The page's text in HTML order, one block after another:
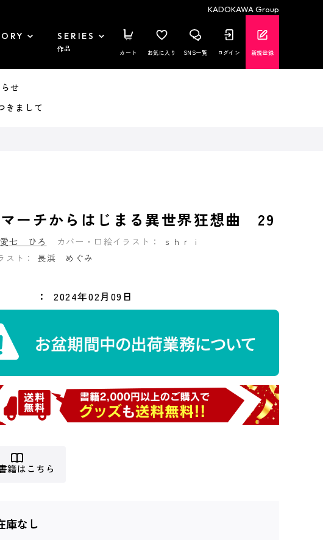
KADOKAWA Group
SERIES
作品 カート お気に入り SNS一覧 ログイン 新規登録
せ
まして
ーチからはじまる異世界狂想曲 29
愛七 ひろ カバー・口絵イラスト：
ｓｈｒｉ
スト：
長浜 めぐみ
2024年02月09日
籍はこちら
庫なし